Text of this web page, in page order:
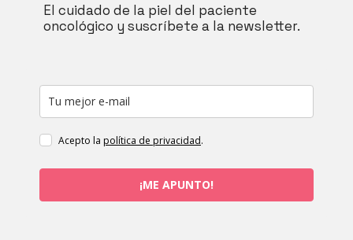
El cuidado de la piel del paciente
oncológico y suscríbete a la newsletter.
Acepto la política de privacidad.
¡ME APUNTO!